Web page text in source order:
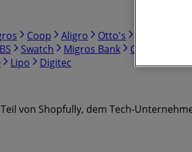
Coop Aligro Otto's
Swatch Migros Bank Conforama
Lipo Digitec
von Shopfully, dem Tech-